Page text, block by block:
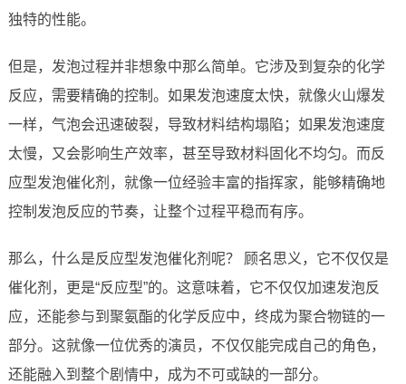
独特的性能。
但是，发泡过程并非想象中那么简单。它涉及到复杂的化学
反应，需要精确的控制。如果发泡速度太快，就像火山爆发
一样，气泡会迅速破裂，导致材料结构塌陷；如果发泡速度
太慢，又会影响生产效率，甚至导致材料固化不均匀。而反
应型发泡催化剂，就像一位经验丰富的指挥家，能够精确地
控制发泡反应的节奏，让整个过程平稳而有序。
那么，什么是反应型发泡催化剂呢？ 顾名思义，它不仅仅是
催化剂，更是“反应型”的。这意味着，它不仅仅加速发泡反
应，还能参与到聚氨酯的化学反应中，终成为聚合物链的一
部分。这就像一位优秀的演员，不仅仅能完成自己的角色，
还能融入到整个剧情中，成为不可或缺的一部分。